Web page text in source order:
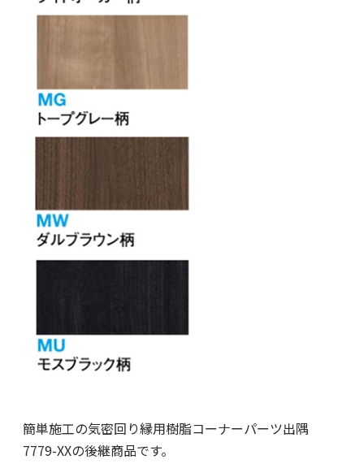
簡単施工の気密回り縁用樹脂コーナーパーツ出隅
7779-XXの後継商品です。